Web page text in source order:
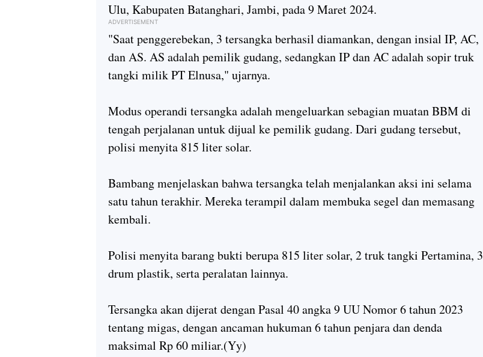
Ulu, Kabupaten Batanghari, Jambi, pada 9 Maret 2024.
ADVERTISEMENT
"Saat penggerebekan, 3 tersangka berhasil diamankan, dengan insial IP, AC,
dan AS. AS adalah pemilik gudang, sedangkan IP dan AC adalah sopir truk
tangki milik PT Elnusa," ujarnya.
Modus operandi tersangka adalah mengeluarkan sebagian muatan BBM di
tengah perjalanan untuk dijual ke pemilik gudang. Dari gudang tersebut,
polisi menyita 815 liter solar.
Bambang menjelaskan bahwa tersangka telah menjalankan aksi ini selama
satu tahun terakhir. Mereka terampil dalam membuka segel dan memasang
kembali.
Polisi menyita barang bukti berupa 815 liter solar, 2 truk tangki Pertamina, 3
drum plastik, serta peralatan lainnya.
Tersangka akan dijerat dengan Pasal 40 angka 9 UU Nomor 6 tahun 2023
tentang migas, dengan ancaman hukuman 6 tahun penjara dan denda
maksimal Rp 60 miliar.(Yy)